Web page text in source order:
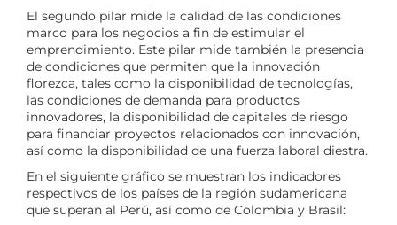
El segundo pilar mide la calidad de las condiciones
marco para los negocios a fin de estimular el
emprendimiento. Este pilar mide también la presencia
de condiciones que permiten que la innovación
florezca, tales como la disponibilidad de tecnologías,
las condiciones de demanda para productos
innovadores, la disponibilidad de capitales de riesgo
para financiar proyectos relacionados con innovación,
así como la disponibilidad de una fuerza laboral diestra.
En el siguiente gráfico se muestran los indicadores
respectivos de los países de la región sudamericana
que superan al Perú, así como de Colombia y Brasil: